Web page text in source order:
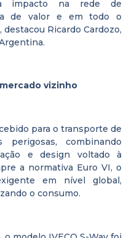
impacto na rede de
de valor e em todo o
Ricardo Cardozo,
vizinho
para o transporte de
combinando
e design voltado à
a normativa Euro VI, o
em nível global,
o consumo.